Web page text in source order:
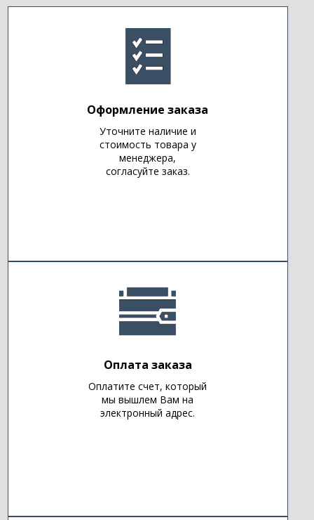
Оформление заказа
Уточните наличие и
стоимость товара у
менеджера,
согласуйте заказ.
Оплата заказа
Оплатите счет, который
мы вышлем Вам на
электронный адрес.